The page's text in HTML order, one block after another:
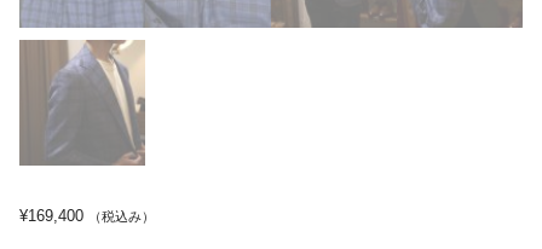
¥169,400 （税込み）